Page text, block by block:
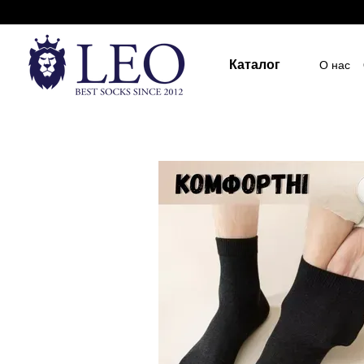
Каталог О нас